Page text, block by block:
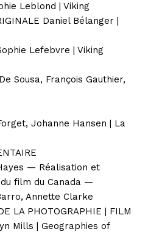
Leblond | Viking
Daniel Bélanger |
Lefebvre | Viking
Sousa, François Gauthier,
Johanne Hansen | La
— Réalisation et
film du Canada —
Annette Clarke
LA PHOTOGRAPHIE | FILM
Mills | Geographies of